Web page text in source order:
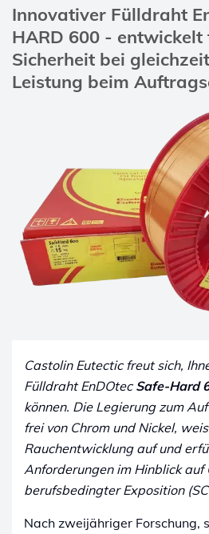
Innovativer Fülldraht
HARD 600 - entwickelt
Sicherheit bei
Leistung beim
Castolin Eutectic freut sich,
Fülldraht EnDOtecSafe-Hard
können. Die Legierung zum
frei von Chrom und Nickel,
Rauchentwicklung auf und
Anforderungen im Hinblick auf
berufsbedingter Exposition
Nach zweijähriger Forschung,